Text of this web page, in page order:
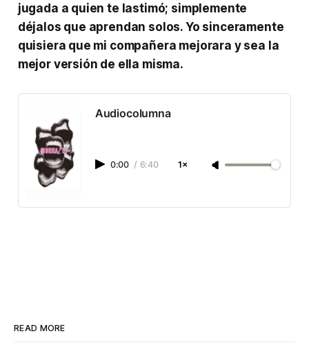
jugada a quien te lastimó; simplemente
déjalos que aprendan solos. Yo sinceramente
quisiera que mi compañera mejorara y sea la
mejor versión de ella misma.
Audiocolumna
0:00 / 6:40 1×
READ MORE